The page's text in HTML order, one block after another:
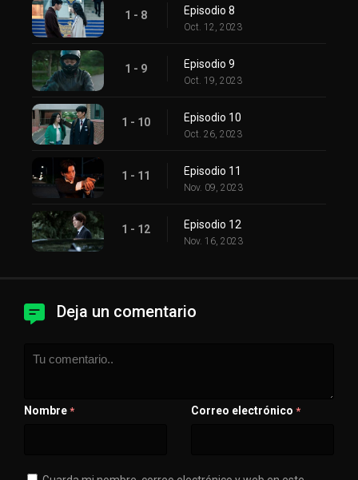
1 - 8 Episodio 8
Oct. 12, 2023
1 - 9 Episodio 9
Oct. 19, 2023
1 - 10 Episodio 10
Oct. 26, 2023
1 - 11 Episodio 11
Nov. 09, 2023
1 - 12 Episodio 12
Nov. 16, 2023
Deja un comentario
Nombre * Correo electrónico *